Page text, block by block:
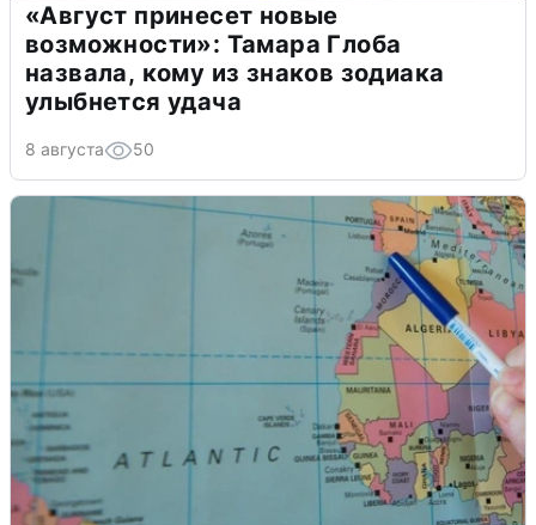
«Август принесет новые
возможности»: Тамара Глоба
назвала, кому из знаков зодиака
улыбнется удача
8 августа 50